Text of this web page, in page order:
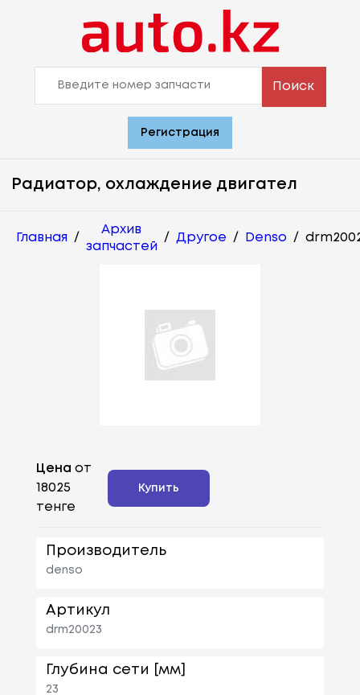
Поиск
Регистрация
Радиатор, охлаждение двигател
Главная /
Архив
запчастей
/ Другое / Denso /
Цена от
18025
тенге
Купить
Производитель
denso
Артикул
drm20023
Глубина сети [мм]
23